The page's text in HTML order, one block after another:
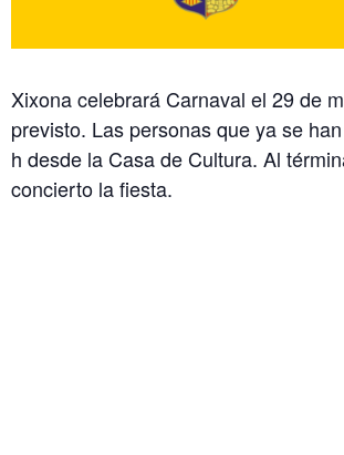
Xixona celebrará Carnaval el 29 de
previsto. Las personas que ya se
h desde la Casa de Cultura. Al
concierto la fiesta.